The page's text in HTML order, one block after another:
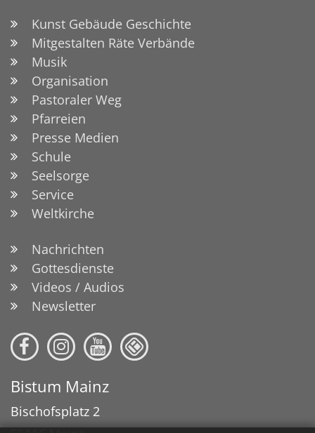
Kunst Gebäude Geschichte
Mitgestalten Räte Verbände
Musik
Organisation
Pastoraler Weg
Pfarreien
Presse Medien
Schule
Seelsorge
Service
Weltkirche
Nachrichten
Gottesdienste
Videos / Audios
Newsletter
Bistum Mainz
Bischofsplatz 2